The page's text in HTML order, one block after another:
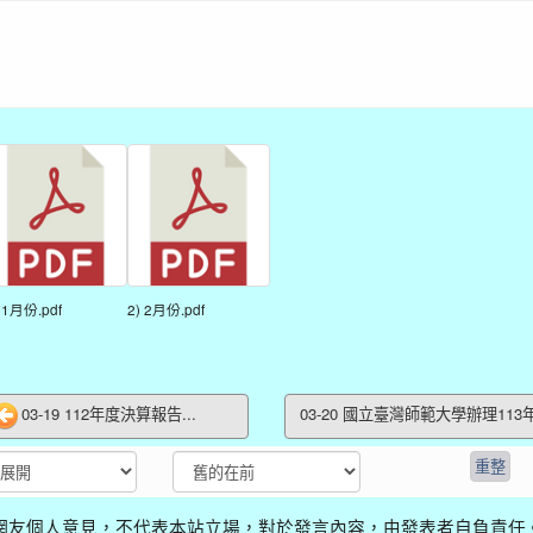
月份.pdf 2) 2月份.pdf
03-19 112年度決算報告... 03-20 國立臺灣師範大學辦理113
友個人意見，不代表本站立場，對於發言內容，由發表者自負責任